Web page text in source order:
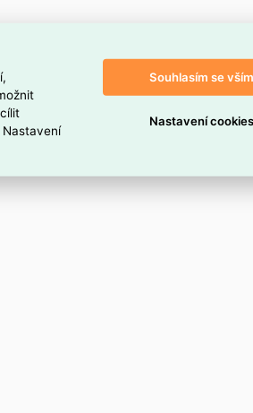
Souhlasím se vším
Nastavení cookies